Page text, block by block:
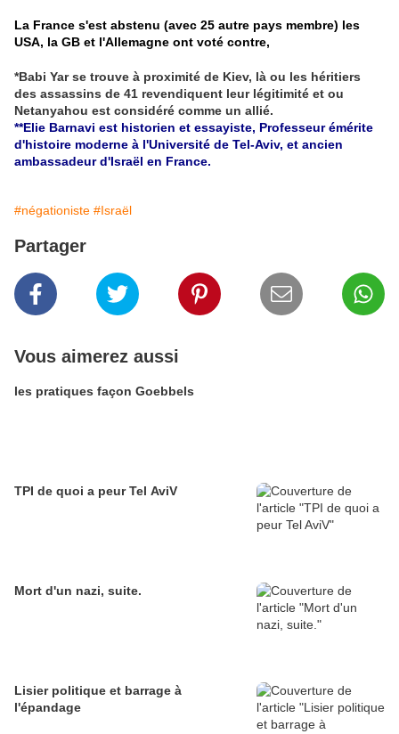
La France s'est abstenu (avec 25 autre pays membre) les
USA, la GB et l'Allemagne ont voté contre,
*Babi Yar se trouve à proximité de Kiev, là ou les héritiers
des assassins de 41 revendiquent leur légitimité et ou
Netanyahou est considéré comme un allié.
**Elie Barnavi est historien et essayiste, Professeur émérite
d'histoire moderne à l'Université de Tel-Aviv, et ancien
ambassadeur d'Israël en France.
#négationiste #Israël
Partager
Vous aimerez aussi
les pratiques façon Goebbels
TPI de quoi a peur Tel AviV
Mort d'un nazi, suite.
Lisier politique et barrage à
l'épandage